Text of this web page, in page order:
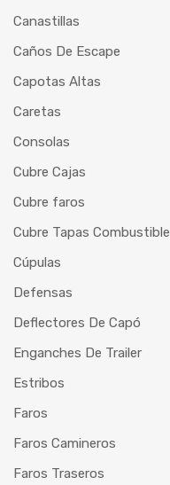
Canastillas
Caños De Escape
Capotas Altas
Caretas
Consolas
Cubre Cajas
Cubre faros
Cubre Tapas Combustible
Cúpulas
Defensas
Deflectores De Capó
Enganches De Trailer
Estribos
Faros
Faros Camineros
Faros Traseros